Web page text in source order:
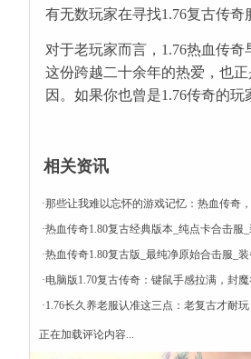
有无数玩家在寻找1.76复古传奇
对于老玩家而言，1.76热血传
这份跨越二十余年的热爱，也
因。如果你也曾是1.76传奇的
相关资讯
·那些让我难以忘怀的游戏记忆：热血传奇
·热血传奇1.80复古经典版本_纯点卡合击服
·热血传奇1.80复古版_最纯净原始合击服_装
·电脑版1.70复古传奇：键鼠手感拉满，封魔
·1.76长久养老服认准这三点：老复古才耐玩
正在加载评论内容...